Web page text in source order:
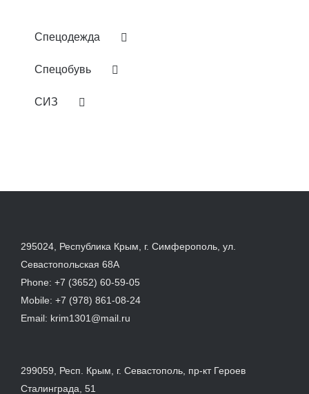
Спецодежда
Спецобувь
СИЗ
295024, Республика Крым, г. Симферополь, ул.
Севастопольская 68А
Phone: +7 (3652) 60-59-05
Mobile: +7 (978) 861-08-24
Email: krim1301@mail.ru
299059, Респ. Крым, г. Севастополь, пр-кт Героев
Сталинграда, 51